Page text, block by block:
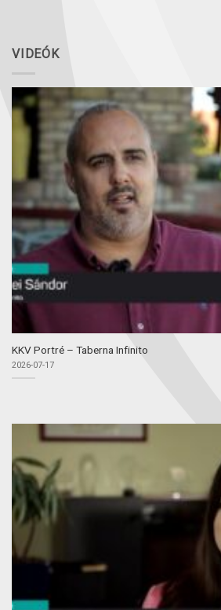
VIDEÓK
KKV Portré – Taberna Infinito
2026-07-17